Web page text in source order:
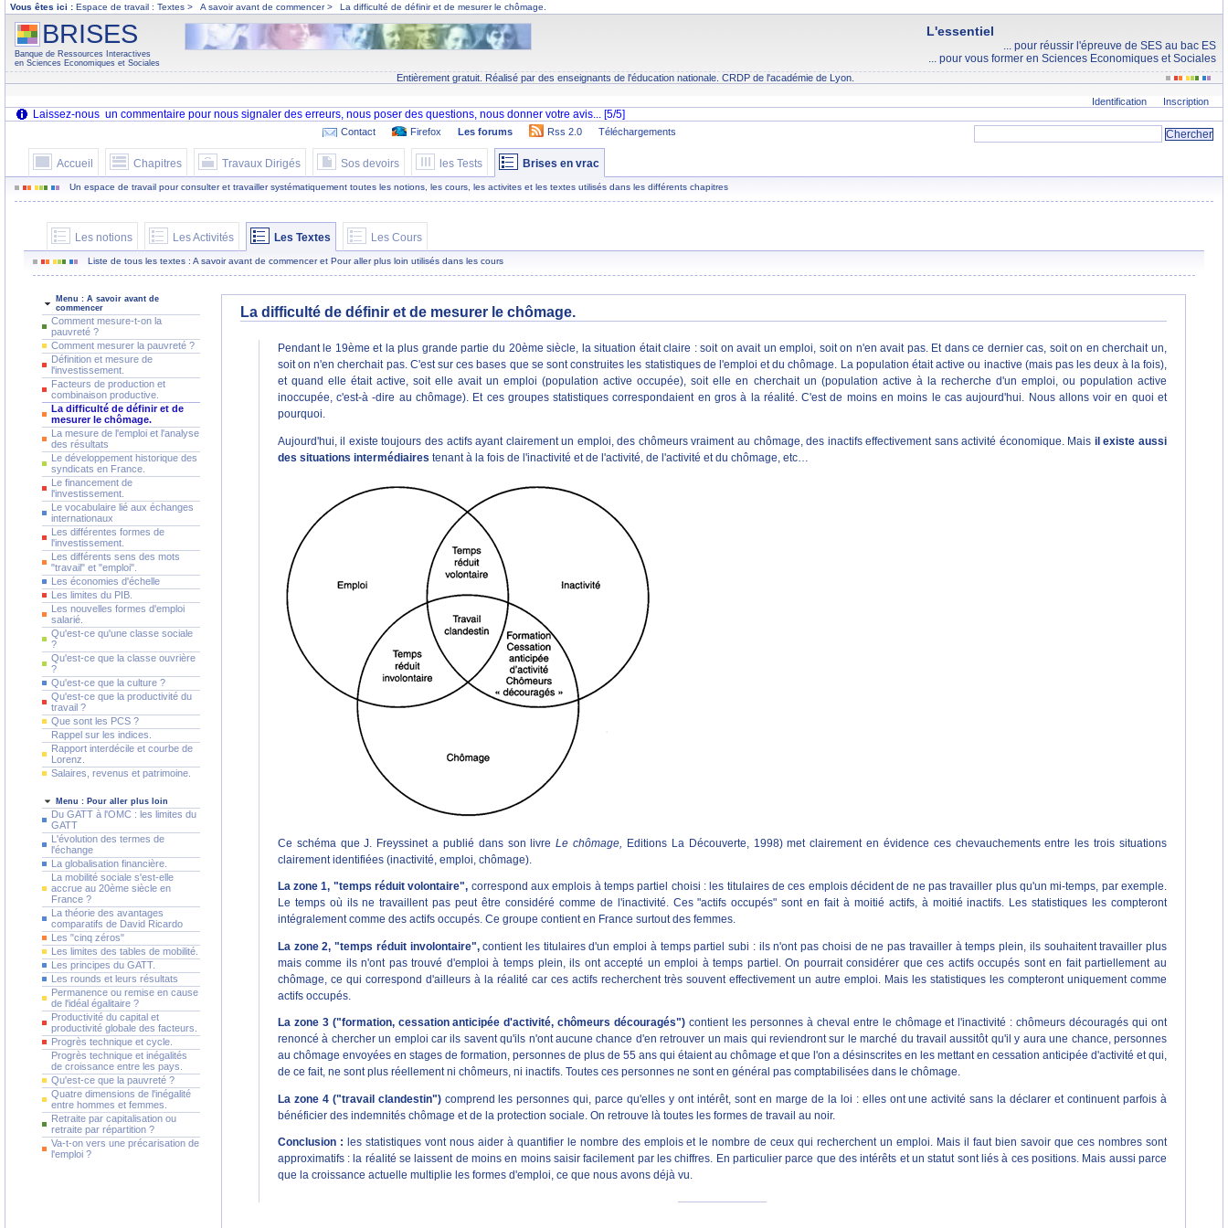
Vous êtes ici : Espace de travail : Textes > A savoir avant de commencer > La difficulté de définir et de mesurer le chômage.
L'essentiel
... pour réussir l'épreuve de SES au bac ES
... pour vous former en Sciences Economiques et Sociales
BRISES
Banque de Ressources Interactives
en Sciences Economiques et Sociales
Entièrement gratuit. Réalisé par des enseignants de l'éducation nationale. CRDP de l'académie de Lyon.
Identification Inscription
Contact Firefox Les forums Rss 2.0 Téléchargements
Accueil Chapitres Travaux Dirigés Sos devoirs les Tests Brises en vrac
Un espace de travail pour consulter et travailler systématiquement toutes les notions, les cours, les activites et les textes utilisés dans les différents chapitres
Les notions Les Activités Les Textes Les Cours
Liste de tous les textes : A savoir avant de commencer et Pour aller plus loin utilisés dans les cours
Menu : A savoir avant de
commencer
Comment mesure-t-on la
pauvreté ?
Comment mesurer la pauvreté ?
Définition et mesure de
l'investissement.
Facteurs de production et
combinaison productive.
La difficulté de définir et de
mesurer le chômage.
La mesure de l'emploi et l'analyse
des résultats
Le développement historique des
syndicats en France.
Le financement de
l'investissement.
Le vocabulaire lié aux échanges
internationaux
Les différentes formes de
l'investissement.
Les différents sens des mots
"travail" et "emploi".
Les économies d'échelle
Les limites du PIB.
Les nouvelles formes d'emploi
salarié.
Qu'est-ce qu'une classe sociale
?
Qu'est-ce que la classe ouvrière
?
Qu'est-ce que la culture ?
Qu'est-ce que la productivité du
travail ?
Que sont les PCS ?
Rappel sur les indices.
Rapport interdécile et courbe de
Lorenz.
Salaires, revenus et patrimoine.
Menu : Pour aller plus loin
Du GATT à l'OMC : les limites du
GATT
L'évolution des termes de
l'échange
La globalisation financière.
La mobilité sociale s'est-elle
accrue au 20ème siècle en
France ?
La théorie des avantages
comparatifs de David Ricardo
Les "cinq zéros"
Les limites des tables de mobilité.
Les principes du GATT.
Les rounds et leurs résultats
Permanence ou remise en cause
de l'idéal égalitaire ?
Productivité du capital et
productivité globale des facteurs.
Progrès technique et cycle.
Progrès technique et inégalités
de croissance entre les pays.
Qu'est-ce que la pauvreté ?
Quatre dimensions de l'inégalité
entre hommes et femmes.
Retraite par capitalisation ou
retraite par répartition ?
Va-t-on vers une précarisation de
l'emploi ?
La difficulté de définir et de mesurer le chômage.
Pendant le 19ème et la plus grande partie du 20ème siècle, la situation était claire : soit on avait un emploi, soit on n'en avait pas. Et dans ce dernier cas, soit on en cherchait un,
soit on n'en cherchait pas. C'est sur ces bases que se sont construites les statistiques de l'emploi et du chômage. La population était active ou inactive (mais pas les deux à la fois),
et quand elle était active, soit elle avait un emploi (population active occupée), soit elle en cherchait un (population active à la recherche d'un emploi, ou population active
inoccupée, c'est-à -dire au chômage). Et ces groupes statistiques correspondaient en gros à la réalité. C'est de moins en moins le cas aujourd'hui. Nous allons voir en quoi et
pourquoi.
Aujourd'hui, il existe toujours des actifs ayant clairement un emploi, des chômeurs vraiment au chômage, des inactifs effectivement sans activité économique. Mais il existe aussi
des situations intermédiaires tenant à la fois de l'inactivité et de l'activité, de l'activité et du chômage, etc…
Ce schéma que J. Freyssinet a publié dans son livreLe chômage,
Editions La Découverte, 1998) met clairement en évidence ces chevauchements entre les trois situations
clairement identifiées (inactivité, emploi, chômage).
La zone 1, "temps réduit volontaire", correspond aux emplois à temps partiel choisi : les titulaires de ces emplois décident de ne pas travailler plus qu'un mi-temps, par exemple.
Le temps où ils ne travaillent pas peut être considéré comme de l'inactivité. Ces "actifs occupés" sont en fait à moitié actifs, à moitié inactifs. Les statistiques les compteront
intégralement comme des actifs occupés. Ce groupe contient en France surtout des femmes.
La zone 2, "temps réduit involontaire",contient les titulaires d'un emploi à temps partiel subi : ils n'ont pas choisi de ne pas travailler à temps plein, ils souhaitent travailler plus
mais comme ils n'ont pas trouvé d'emploi à temps plein, ils ont accepté un emploi à temps partiel. On pourrait considérer que ces actifs occupés sont en fait partiellement au
chômage, ce qui correspond d'ailleurs à la réalité car ces actifs recherchent très souvent effectivement un autre emploi. Mais les statistiques les compteront uniquement comme
actifs occupés.
La zone 3 ("formation, cessation anticipée d'activité, chômeurs découragés") contient les personnes à cheval entre le chômage et l'inactivité : chômeurs découragés qui ont
renoncé à chercher un emploi car ils savent qu'ils n'ont aucune chance d'en retrouver un mais qui reviendront sur le marché du travail aussitôt qu'il y aura une chance, personnes
au chômage envoyées en stages de formation, personnes de plus de 55 ans qui étaient au chômage et que l'on a désinscrites en les mettant en cessation anticipée d'activité et qui,
de ce fait, ne sont plus réellement ni chômeurs, ni inactifs. Toutes ces personnes ne sont en général pas comptabilisées dans le chômage.
La zone 4 ("travail clandestin")comprend les personnes qui, parce qu'elles y ont intérêt, sont en marge de la loi : elles ont une activité sans la déclarer et continuent parfois à
bénéficier des indemnités chômage et de la protection sociale. On retrouve là toutes les formes de travail au noir.
Conclusion : les statistiques vont nous aider à quantifier le nombre des emplois et le nombre de ceux qui recherchent un emploi. Mais il faut bien savoir que ces nombres sont
approximatifs : la réalité se laissent de moins en moins saisir facilement par les chiffres. En particulier parce que des intérêts et un statut sont liés à ces positions. Mais aussi parce
que la croissance actuelle multiplie les formes d'emploi, ce que nous avons déjà vu.